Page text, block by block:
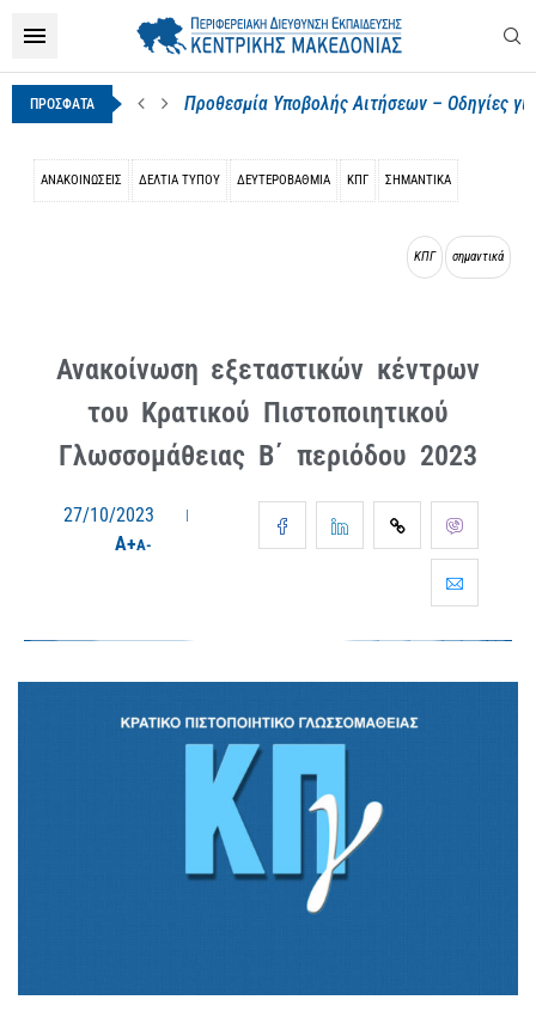
ΠΡΟΣΦΑΤΑ Προθεσμία Υποβολής Αιτήσεων – Οδηγίες
ΑΝΑΚΟΙΝΩΣΕΙΣ ΔΕΛΤΊΑ ΤΎΠΟΥ ΔΕΥΤΕΡΟΒΆΘΜΙΑ ΚΠΓ ΣΗΜΑΝΤΙΚΑ
ΚΠΓ σημαντικά
Ανακοίνωση εξεταστικών κέντρων
του Κρατικού Πιστοποιητικού
Γλωσσομάθειας Β΄ περιόδου 2023
27/10/2023
A+A-